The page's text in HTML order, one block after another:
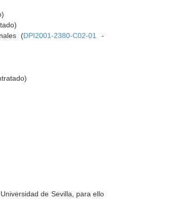
(DPI2001-2380-C02-01 -
de Sevilla, para ello